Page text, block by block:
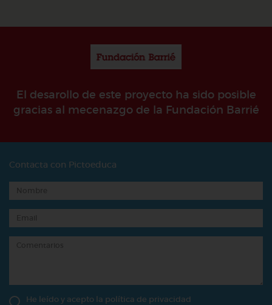
El desarollo de este proyecto ha sido posible
gracias al mecenazgo de la Fundación Barrié
Contacta con Pictoeduca
He leído y acepto la política de privacidad